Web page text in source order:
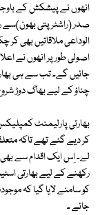
انھوں نے پیشکش کے
صدر (راشٹرپتی
الوداعی ملاقاتیں بھی
اصولی طور پر انھوں نے
جائیں گے۔ تب سے ہی
چناؤ کے لیے بھاگ دوڑ
بھارتی پارلیمنٹ
کر دیے گئے تھے تاکہ
لے۔ اِس ایک اقدام سے بھی
رکھنے کے لیے بھارتی
کو سامنے لایا گیا کہ
جائے ۔